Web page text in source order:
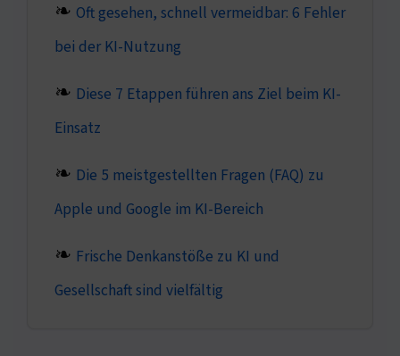
Oft gesehen, schnell vermeidbar: 6 Fehler
bei der KI-Nutzung
Diese 7 Etappen führen ans Ziel beim KI-
Einsatz
Die 5 meistgestellten Fragen (FAQ) zu
Apple und Google im KI-Bereich
Frische Denkanstöße zu KI und
Gesellschaft sind vielfältig